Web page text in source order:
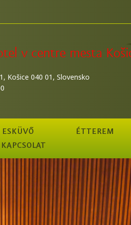
v centre mesta
Košice 040 01, Slovensko
ÉTTEREM
KAPCSOLAT